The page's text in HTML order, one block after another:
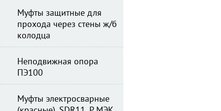
Муфты защитные для
прохода через стены ж/б
колодца
Неподвижная опора
ПЭ100
Муфты электросварные